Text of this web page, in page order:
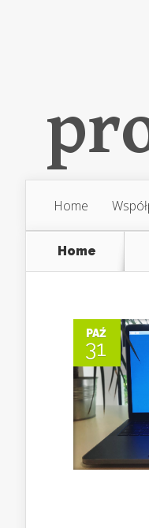
Home
Home
PAŹ
31